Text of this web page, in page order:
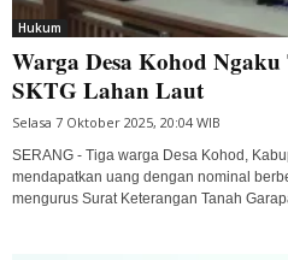
Hukum
Warga Desa Kohod
SKTG Lahan Laut
Selasa 7 Oktober 2025, 20:04 WIB
SERANG - Tiga warga Desa Kohod,
mendapatkan uang dengan nominal
mengurus Surat Keterangan Tanah